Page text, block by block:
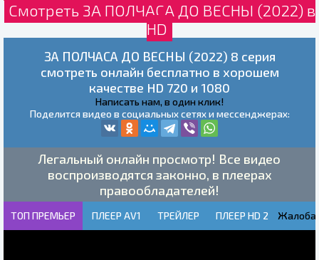
Смотреть ЗА ПОЛЧАСА ДО ВЕСНЫ (2022) в
HD
ЗА ПОЛЧАСА ДО ВЕСНЫ (2022) 8 серия
смотреть онлайн бесплатно в хорошем
качестве HD 720 и 1080
Написать нам, в один клик!
Поделится видео в социальных сетях и мессенджерах:
Легальный онлайн просмотр! Все видео
воспроизводятся законно, в плеерах
правообладателей!
ТОП ПРЕМЬЕР ПЛЕЕР AV1 ТРЕЙЛЕР ПЛЕЕР HD 2 Жалоба!